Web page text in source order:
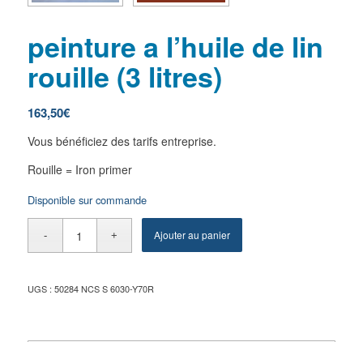
peinture a l’huile de lin
rouille (3 litres)
163,50€
Vous bénéficiez des tarifs entreprise.
Rouille = Iron primer
Disponible sur commande
Ajouter au panier
UGS : 50284 NCS S 6030-Y70R